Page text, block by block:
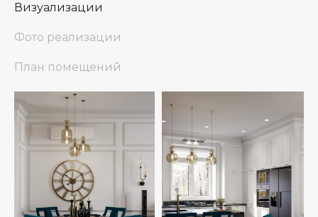
Визуализации
Фото реализации
План помещений